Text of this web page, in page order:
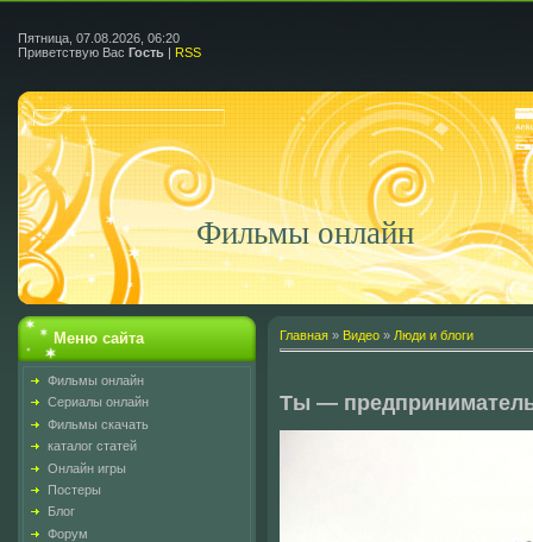
Пятница, 07.08.2026, 06:20
Приветствую Вас Гость | RSS
Фильмы онлайн
Меню сайта
Фильмы онлайн
Сериалы онлайн
Фильмы скачать
каталог статей
Онлайн игры
Постеры
Блог
Форум
Главная » Видео » Люди и блоги
Ты —